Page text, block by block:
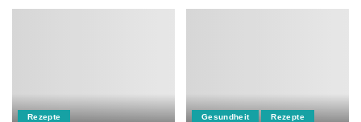
Rezepte Gesundheit Rezepte